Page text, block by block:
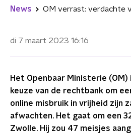
News
di 7 maart 2023 16:16
Het Openbaar Ministerie
keuze van de rechtbank om
online misbruik in vrijheid zijn
afwachten. Het gaat om een
Zwolle. Hij zou 47 meisjes